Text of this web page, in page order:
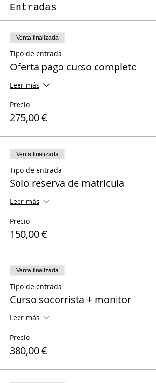
Entradas
Venta finalizada
Tipo de entrada
Oferta pago curso completo
Leer más
Precio
275,00 €
Venta finalizada
Tipo de entrada
Solo reserva de matricula
Leer más
Precio
150,00 €
Venta finalizada
Tipo de entrada
Curso socorrista + monitor
Leer más
Precio
380,00 €